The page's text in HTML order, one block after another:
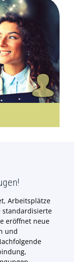
Arbeitsplätze
standardisierte
eröffnet neue
und